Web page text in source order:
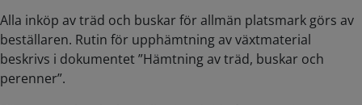
Alla inköp av träd och buskar för allmän platsmark görs av
beställaren. Rutin för upphämtning av växtmaterial
beskrivs i dokumentet ”Hämtning av träd, buskar och
perenner”.